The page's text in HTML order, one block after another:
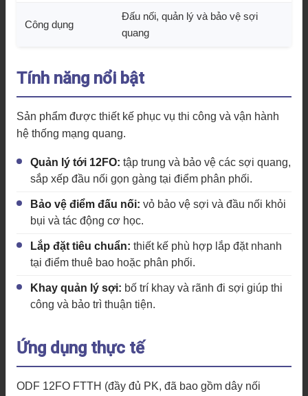
Công dụng
Đấu nối, quản lý và bảo vệ sợi
quang
Tính năng nổi bật
Sản phẩm được thiết kế phục vụ thi công và vận hành
hệ thống mạng quang.
Quản lý tới 12FO: tập trung và bảo vệ các sợi quang,
sắp xếp đầu nối gọn gàng tại điểm phân phối.
Bảo vệ điểm đấu nối: vỏ bảo vệ sợi và đầu nối khỏi
bụi và tác động cơ học.
Lắp đặt tiêu chuẩn: thiết kế phù hợp lắp đặt nhanh
tại điểm thuê bao hoặc phân phối.
Khay quản lý sợi: bố trí khay và rãnh đi sợi giúp thi
công và bảo trì thuận tiện.
Ứng dụng thực tế
ODF 12FO FTTH (đầy đủ PK, đã bao gồm dây nối